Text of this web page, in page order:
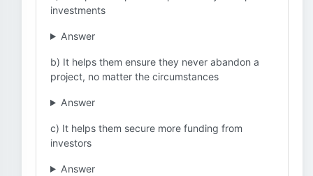
investments
Answer
b) It helps them ensure they never abandon a
project, no matter the circumstances
Answer
c) It helps them secure more funding from
investors
Answer